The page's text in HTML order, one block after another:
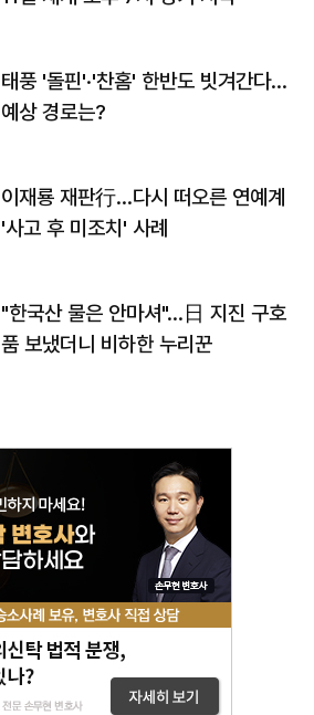
태풍 '돌핀'·'찬홈' 한반도 빗겨간다…
예상 경로는?
이재룡 재판行…다시 떠오른 연예계
'사고 후 미조치' 사례
"한국산 물은 안마셔"…日 지진 구호
품 보냈더니 비하한 누리꾼